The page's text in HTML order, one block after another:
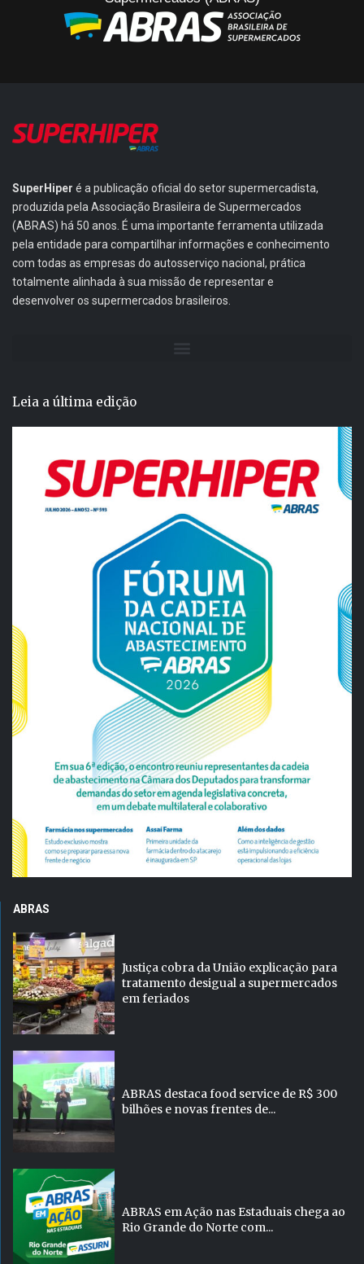
SuperHiper é a publicação oficial do setor supermercadista,
produzida pela Associação Brasileira de Supermercados
(ABRAS) há 50 anos. É uma importante ferramenta utilizada
pela entidade para compartilhar informações e conhecimento
com todas as empresas do autosserviço nacional, prática
totalmente alinhada à sua missão de representar e
desenvolver os supermercados brasileiros.
Leia a última edição
ABRAS
Justiça cobra da União explicação para
tratamento desigual a supermercados
em feriados
ABRAS destaca food service de R$ 300
bilhões e novas frentes de...
ABRAS em Ação nas Estaduais chega ao
Rio Grande do Norte com...